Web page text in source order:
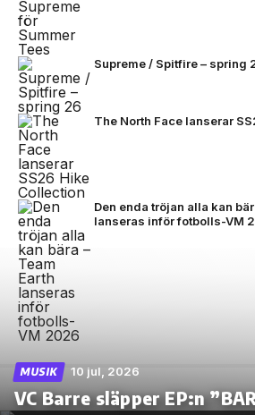
Supreme / Spitfire – spring
The North Face lanserar
Den enda tröjan alla kan
lanseras inför fotbolls-VM
MUSIK 10 jul, 2026
VC Barre släpper EP:n